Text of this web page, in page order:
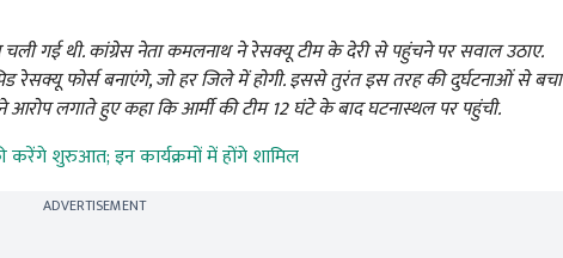
गई थी. कांग्रेस नेता कमलनाथ ने रेसक्यू टीम के देरी से पहुंचने पर सवाल उठाए.
रेसक्यू फोर्स बनाएंगे, जो हर जिले में होगी. इससे तुरंत इस तरह की दुर्घटनाओं से बचा
लगाते हुए कहा कि आर्मी की टीम 12 घंटे के बाद घटनास्थल पर पहुंची.
करेंगे शुरुआत; इन कार्यक्रमों में होंगे शामिल
ADVERTISEMENT